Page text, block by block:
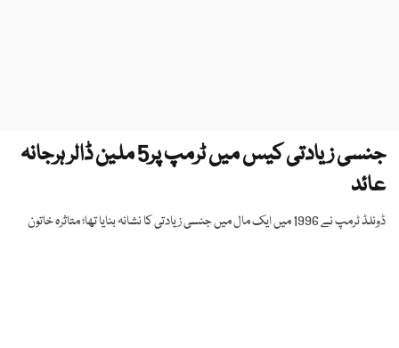
جنسی زیادتی کیس میں ٹرمپ پر5 ملین ڈالر ہرجانہ
عائد
ڈونلڈ ٹرمپ نے 1996 میں ایک مال میں جنسی زیادتی کا نشانہ بنایا تھا؛ متاثرہ خاتون